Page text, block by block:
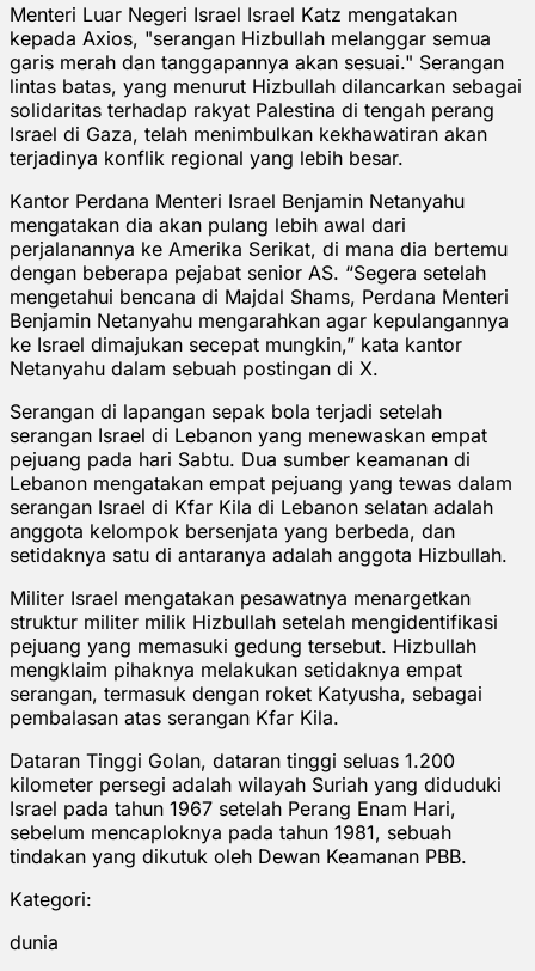
Menteri Luar Negeri Israel Israel Katz mengatakan
kepada Axios, "serangan Hizbullah melanggar semua
garis merah dan tanggapannya akan sesuai." Serangan
lintas batas, yang menurut Hizbullah dilancarkan sebagai
solidaritas terhadap rakyat Palestina di tengah perang
Israel di Gaza, telah menimbulkan kekhawatiran akan
terjadinya konflik regional yang lebih besar.
Kantor Perdana Menteri Israel Benjamin Netanyahu
mengatakan dia akan pulang lebih awal dari
perjalanannya ke Amerika Serikat, di mana dia bertemu
dengan beberapa pejabat senior AS. “Segera setelah
mengetahui bencana di Majdal Shams, Perdana Menteri
Benjamin Netanyahu mengarahkan agar kepulangannya
ke Israel dimajukan secepat mungkin,” kata kantor
Netanyahu dalam sebuah postingan di X.
Serangan di lapangan sepak bola terjadi setelah
serangan Israel di Lebanon yang menewaskan empat
pejuang pada hari Sabtu. Dua sumber keamanan di
Lebanon mengatakan empat pejuang yang tewas dalam
serangan Israel di Kfar Kila di Lebanon selatan adalah
anggota kelompok bersenjata yang berbeda, dan
setidaknya satu di antaranya adalah anggota Hizbullah.
Militer Israel mengatakan pesawatnya menargetkan
struktur militer milik Hizbullah setelah mengidentifikasi
pejuang yang memasuki gedung tersebut. Hizbullah
mengklaim pihaknya melakukan setidaknya empat
serangan, termasuk dengan roket Katyusha, sebagai
pembalasan atas serangan Kfar Kila.
Dataran Tinggi Golan, dataran tinggi seluas 1.200
kilometer persegi adalah wilayah Suriah yang diduduki
Israel pada tahun 1967 setelah Perang Enam Hari,
sebelum mencaploknya pada tahun 1981, sebuah
tindakan yang dikutuk oleh Dewan Keamanan PBB.
Kategori:
dunia